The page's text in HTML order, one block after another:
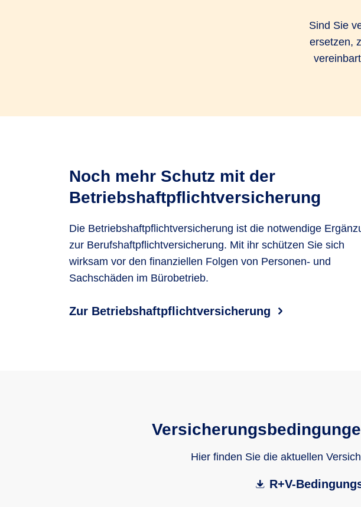
Sind Sie
ersetzen,
Noch mehr Schutz mit der
Betriebshaftpflichtversicherung
Die Betriebshaftpflichtversicherung ist die notwendige
zur Berufshaftpflichtversicherung. Mit ihr schützen Sie sich
wirksam vor den finanziellen Folgen von Personen- und
Sachschäden im Bürobetrieb.
Zur Betriebshaftpflichtversicherung
Hier finden Sie die aktuellen
R+V-